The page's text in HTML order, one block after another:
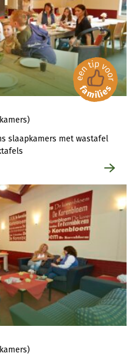
slaapkamers met wastafel